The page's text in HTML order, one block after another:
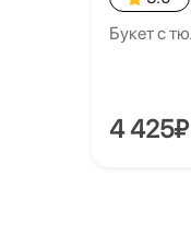
Букет с
4 425₽